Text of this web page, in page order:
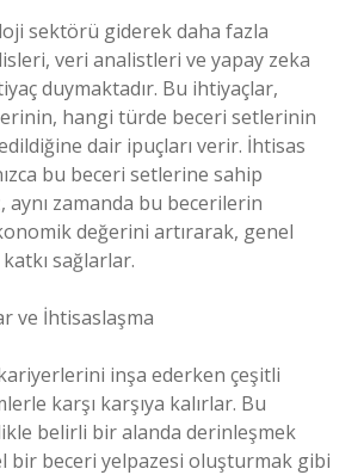
sektörü giderek daha fazla
veri analistleri ve yapay zeka
duymaktadır. Bu ihtiyaçlar,
hangi türde beceri setlerinin
dair ipuçları verir. İhtisas
bu beceri setlerine sahip
aynı zamanda bu becerilerin
değerini artırarak, genel
katkı sağlarlar.
ve İhtisaslaşma
inşa ederken çeşitli
karşı karşıya kalırlar. Bu
belirli bir alanda derinleşmek
bir beceri yelpazesi oluşturmak gibi